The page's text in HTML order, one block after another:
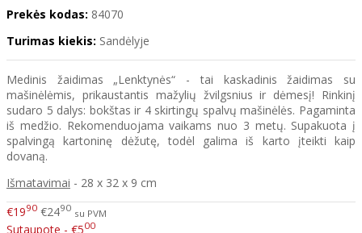
Prekės kodas: 84070
Turimas kiekis: Sandėlyje
Medinis žaidimas „Lenktynės“ - tai kaskadinis žaidimas su
mašinėlėmis, prikaustantis mažylių žvilgsnius ir dėmesį! Rinkinį
sudaro 5 dalys: bokštas ir 4 skirtingų spalvų mašinėlės. Pagaminta
iš medžio. Rekomenduojama vaikams nuo 3 metų. Supakuota į
spalvingą kartoninę dėžutę, todėl galima iš karto įteikti kaip
dovaną.
Išmatavimai - 28 x 32 x 9 cm
€1990 €2490 su PVM
Sutaupote - €500